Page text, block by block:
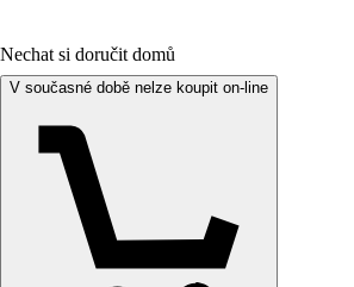
Nechat si doručit domů
V současné době nelze koupit on-line